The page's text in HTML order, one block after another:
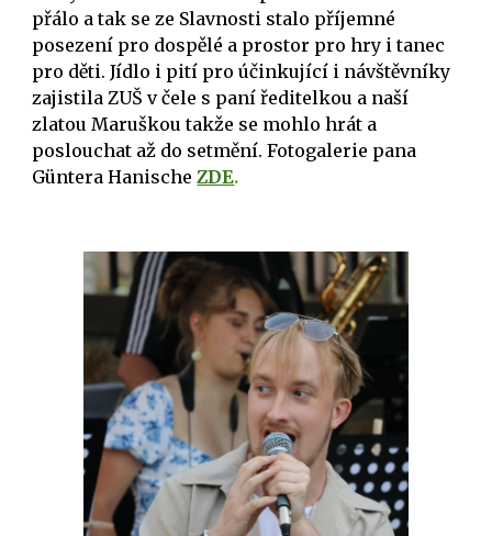
přálo a tak se ze Slavnosti stalo příjemné
posezení pro dospělé a prostor pro hry i tanec
pro děti. Jídlo i pití pro účinkující i návštěvníky
zajistila ZUŠ v čele s paní ředitelkou a naší
zlatou Maruškou takže se mohlo hrát a
poslouchat až do setmění. Fotogalerie pana
Güntera Hanische ZDE.